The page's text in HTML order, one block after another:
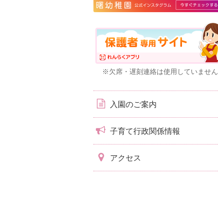
※欠席・遅刻連絡は使用していませ
入園のご案内
子育て行政関係情報
アクセス